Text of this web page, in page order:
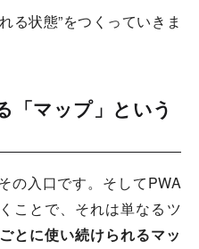
る状態”をつくっていきま
「マップ」という
の入口です。そしてPWA
ことで、それは単なるツ
とに使い続けられるマッ